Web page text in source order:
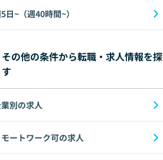
日~（週40時間~）
その他の条件から転職・求人情報を探
す
別の求人
モートワーク可の求人